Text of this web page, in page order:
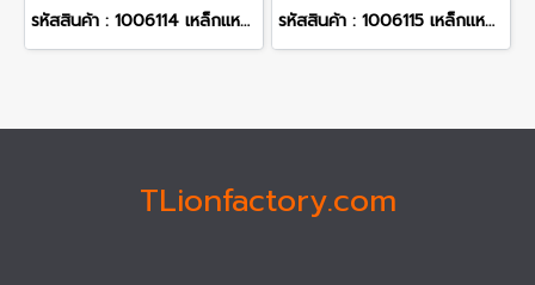
รหัสสินค้า : 1006114 เหล็กแหลมตัวโค้ง (20 ซม.) รหัสสินค้า : 1006115 เหล็กแหลมตัวโค้ง (25 ซม.)
TLionfactory.com